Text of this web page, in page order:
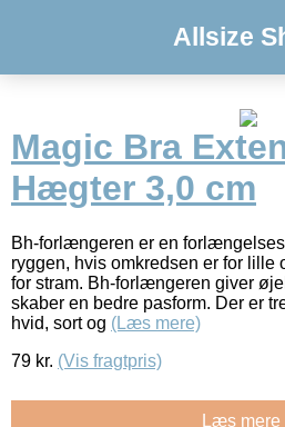
Allsize
Magic Bra
Hægter 3,0 cm
Bh-forlængeren er en
ryggen, hvis omkredsen er for lille
for stram. Bh-forlængeren giver
skaber en bedre pasform. Der er
hvid, sort og (Læs mere)
79 kr. (Vis fragtpris)
Læs mere